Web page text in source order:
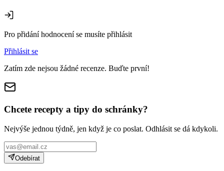
Pro přidání hodnocení se musíte přihlásit
Přihlásit se
Zatím zde nejsou žádné recenze. Buďte první!
Chcete recepty a tipy do schránky?
Nejvýše jednou týdně, jen když je co poslat. Odhlásit se dá kdykoli.
Odebírat